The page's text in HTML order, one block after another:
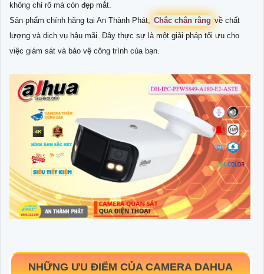
không chỉ rõ mà còn đẹp mắt.
Sản phẩm chính hãng tại An Thành Phát, Chắc chắn rằng về chất
lượng và dịch vụ hậu mãi. Đây thực sự là một giải pháp tối ưu cho
việc giám sát và bảo vệ công trình của bạn.
NHỮNG ƯU ĐIỂM CỦA CAMERA DAHUA